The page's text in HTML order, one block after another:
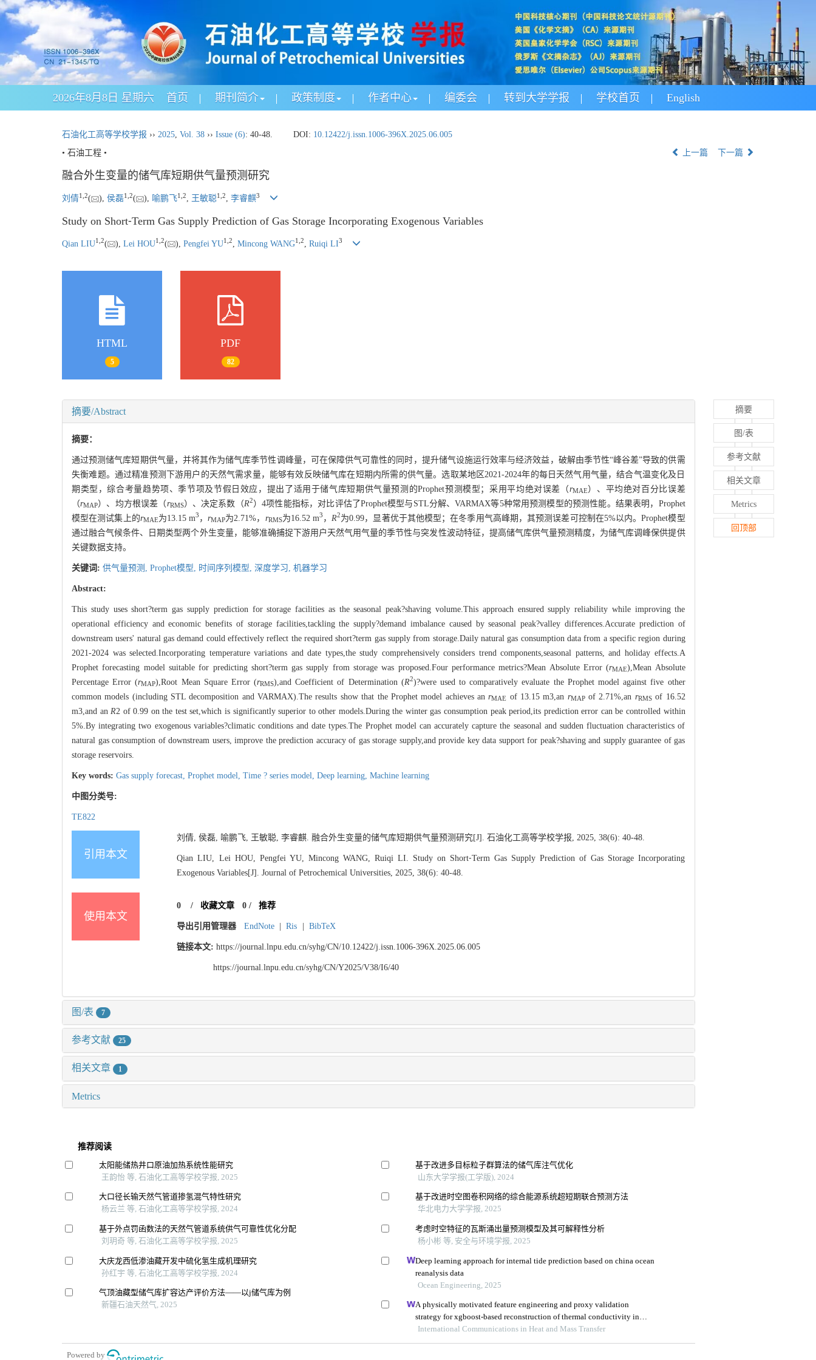
2026年8月8日 星期六 首页 期刊简介 政策制度 作者中心 编委会 转到大学学报 学校首页 English
石油化工高等学校学报 ›› 2025, Vol. 38 ›› Issue (6): 40-48. DOI: 10.12422/j.issn.1006-396X.2025.06.005
• 石油工程 •
上一篇 下一篇
融合外生变量的储气库短期供气量预测研究
刘倩1 2( ), 侯磊1 2( ), 喻鹏飞1 2 王敏聪1 2 李睿麒3
Study on Short⁃Term Gas Supply Prediction of Gas Storage Incorporating Exogenous Variables
Qian LIU1,2( ), Lei HOU1,2( ), Pengfei YU1,2 Mincong WANG1,2 Ruiqi LI3
HTML
5
PDF
82
摘要/Abstract
摘要：
通过预测储气库短期供气量，并将其作为储气库季节性调峰量，可在保障供气可靠性的同时，提升储气设施运行效率与经济效益，破解由季节性“峰谷差”导致的供需
失衡难题。通过精准预测下游用户的天然气需求量，能够有效反映储气库在短期内所需的供气量。选取某地区2021-2024年的每日天然气用气量，结合气温变化及日
期类型，综合考量趋势项、季节项及节假日效应，提出了适用于储气库短期供气量预测的Prophet预测模型；采用平均绝对误差（rMAE）、平均绝对百分比误差
（rMAP）、均方根误差（rRMS）、决定系数（R2）4项性能指标，对比评估了Prophet模型与STL分解、VARMAX等5种常用预测模型的预测性能。结果表明，Prophet
模型在测试集上的rMAE为13.15 m3 ，rMAP为2.71%， rRMS为16.52 m3 ， R2为0.99，显著优于其他模型；在冬季用气高峰期，其预测误差可控制在5%以内。Prophet模型
通过融合气候条件、日期类型两个外生变量，能够准确捕捉下游用户天然气用气量的季节性与突发性波动特征，提高储气库供气量预测精度，为储气库调峰保供提供
关键数据支持。
关键词: 供气量预测, Prophet模型, 时间序列模型, 深度学习, 机器学习
Abstract:
This study uses short?term gas supply prediction for storage facilities as the seasonal peak?shaving volume.This approach ensured supply reliability while improving the
operational efficiency and economic benefits of storage facilities,tackling the supply?demand imbalance caused by seasonal peak?valley differences.Accurate prediction of
downstream users' natural gas demand could effectively reflect the required short?term gas supply from storage.Daily natural gas consumption data from a specific region during
2021-2024 was selected.Incorporating temperature variations and date types,the study comprehensively considers trend components,seasonal patterns, and holiday effects.A
Prophet forecasting model suitable for predicting short?term gas supply from storage was proposed.Four performance metrics?Mean Absolute Error (rMAE),Mean Absolute
Percentage Error (rMAP),Root Mean Square Error (rRMS),and Coefficient of Determination (R2)?were used to comparatively evaluate the Prophet model against five other
common models (including STL decomposition and VARMAX).The results show that the Prophet model achieves anrMAE of 13.15 m3,an rMAPof 2.71%,an rRMSof 16.52
m3,and an R2 of 0.99 on the test set,which is significantly superior to other models.During the winter gas consumption peak period,its prediction error can be controlled within
5%.By integrating two exogenous variables?climatic conditions and date types.The Prophet model can accurately capture the seasonal and sudden fluctuation characteristics of
natural gas consumption of downstream users, improve the prediction accuracy of gas storage supply,and provide key data support for peak?shaving and supply guarantee of gas
storage reservoirs.
Key words: Gas supply forecast, Prophet model, Time ? series model, Deep learning, Machine learning
中图分类号:
TE822
引用本文
刘倩, 侯磊, 喻鹏飞, 王敏聪, 李睿麒. 融合外生变量的储气库短期供气量预测研究[J]. 石油化工高等学校学报, 2025, 38(6): 40-48.
Qian LIU, Lei HOU, Pengfei YU, Mincong WANG, Ruiqi LI. Study on Short⁃Term Gas Supply Prediction of Gas Storage Incorporating
Exogenous Variables[J]. Journal of Petrochemical Universities, 2025, 38(6): 40-48.
使用本文
0 / 收藏文章 0/ 推荐
导出引用管理器 EndNote | Ris | BibTeX
链接本文: https://journal.lnpu.edu.cn/syhg/CN/10.12422/j.issn.1006-396X.2025.06.005
https://journal.lnpu.edu.cn/syhg/CN/Y2025/V38/I6/40
图/表 7
参考文献 25
相关文章 1
Metrics
推荐阅读
太阳能储热井口原油加热系统性能研究
王韵怡 等, 石油化工高等学校学报, 2025
大口径长输天然气管道掺氢混气特性研究
杨云兰 等, 石油化工高等学校学报, 2024
基于外点罚函数法的天然气管道系统供气可靠性优化分配
刘玥奇 等, 石油化工高等学校学报, 2025
大庆龙西低渗油藏开发中硫化氢生成机理研究
孙红宇 等, 石油化工高等学校学报, 2024
气顶油藏型储气库扩容达产评价方法——以j储气库为例
新疆石油天然气, 2025
基于改进多目标粒子群算法的储气库注气优化
山东大学学报(工学版), 2024
基于改进时空图卷积网络的综合能源系统超短期联合预测方法
华北电力大学学报, 2025
考虑时空特征的瓦斯涌出量预测模型及其可解释性分析
杨小彬 等, 安全与环境学报, 2025
Deep learning approach for internal tide prediction based on china ocean
reanalysis data
Ocean Engineering, 2025
A physically motivated feature engineering and proxy validation
strategy for xgboost-based reconstruction of thermal conductivity in
supercritical hydrocarbon fluids
International Communications in Heat and Mass Transfer
Powered by
摘要
图/表
参考文献
相关文章
Metrics
回顶部